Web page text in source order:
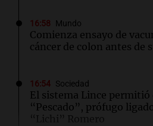
16:58 Mundo
Comienza ensayo de
cáncer de colon antes de
16:54 Sociedad
El sistema Lince permitió
“Pescado”, prófugo
“Lichi” Romero